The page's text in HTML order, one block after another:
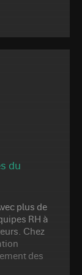
du
plus de
RH à
Chez
des